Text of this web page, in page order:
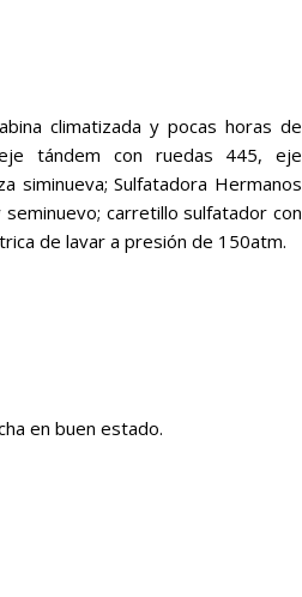
climatizada y pocas horas de
tándem con ruedas 445, eje
siminueva; Sulfatadora Hermanos
carretillo sulfatador con
de lavar a presión de 150atm.
en buen estado.